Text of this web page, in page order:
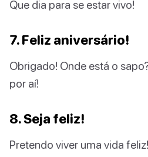
Que dia para se estar vivo!
7. Feliz aniversário!
Obrigado! Onde está o
por aí!
8. Seja feliz!
Pretendo viver uma vida feliz!